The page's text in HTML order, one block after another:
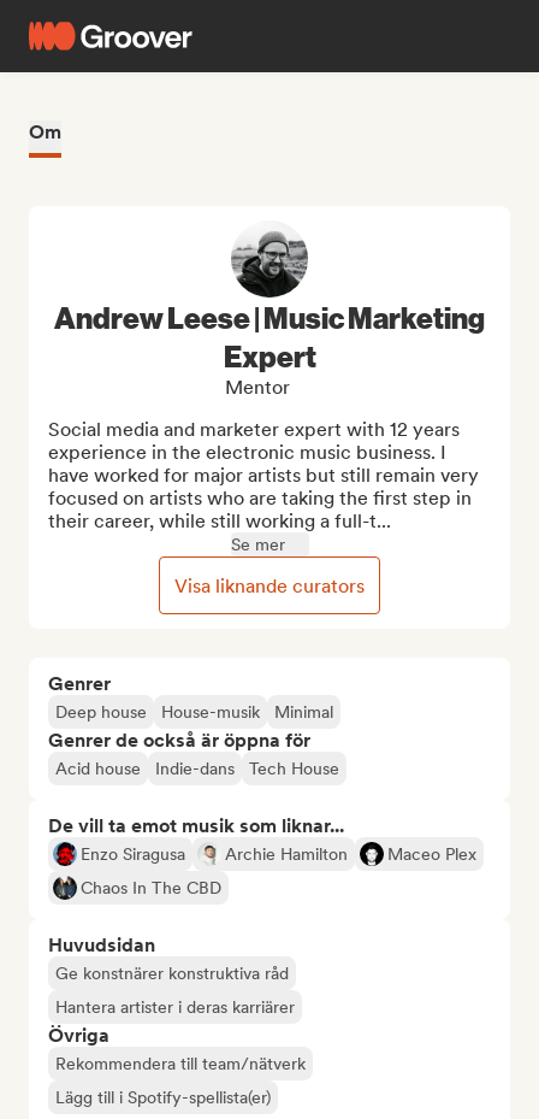
Om
Genrer
Deep house House-musik Minimal
Genrer de också är öppna för
Acid house Indie-dans Tech House
De vill ta emot musik som liknar...
Enzo Siragusa Archie Hamilton
Maceo Plex
Chaos In The CBD
Huvudsidan
Ge konstnärer konstruktiva råd
Hantera artister i deras karriärer
Övriga
Rekommendera till team/nätverk
Lägg till i Spotify-spellista(er)
Andrew Leese | Music Marketing
Expert
Mentor
Social media and marketer expert with 12 years
experience in the electronic music business. I
have worked for major artists but still remain very
focused on artists who are taking the first step in
their career, while still working a full-t...
Se mer
Visa liknande curators